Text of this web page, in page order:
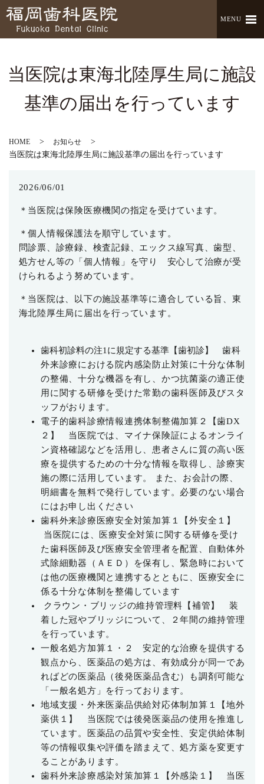
MENU
当医院は東海北陸厚生局に施設
基準の届出を行っています
HOME お知らせ
当医院は東海北陸厚生局に施設基準の届出を行っています
2026/06/01
＊当医院は保険医療機関の指定を受けています。
＊個人情報保護法を順守しています。
問診票、診療録、検査記録、エックス線写真、歯型、
処方せん等の「個人情報」を守り 安心して治療が受
けられるよう努めています。
＊当医院は、以下の施設基準等に適合している旨、東
海北陸厚生局に届出を行っています。
歯科初診料の注1に規定する基準【歯初診】歯科
外来診療における院内感染防止対策に十分な体制
の整備、十分な機器を有し、かつ抗菌薬の適正使
用に関する研修を受けた常勤の歯科医師及びスタ
ッフがおります。
電子的歯科診療情報連携体制整備加算２【歯DX
２】 当医院では、マイナ保険証によるオンライ
ン資格確認などを活用し、患者さんに質の高い 医
療を提供するための十分な情報を取得し、診療実
施の際に活用しています。 また、お会計の際、
明細書を無料で発行しています。必要のない場合
にはお申し出ください
歯科外来診療医療安全対策加算 １【外安全１】
当医院には、医療安全対策に関する研修を受け
た歯科医師及び医療安全管理者を配置、
自動体外
式除細動器（ＡＥＤ）を保有し、緊急時において
は他の医療機関と連携すると ともに、医療安全に
係る十分な体制を整備しています
クラウン・ブリッジの維持管理料【補管】 装
着した冠やブリッジについて、２年間の維持管理
を行っています。
一般名処方加算１・２安定的な治療を提供する
観点から、医薬品の処方は、有効成分が同一であ
ればどの医薬品 （後発医薬品含む）も調剤可能な
「一般名処方」を行っております。
地域支援・外来医薬品供給対応体制加算１【地外
薬供１ 】 当医院では後発医薬品の使用を推進し
ています。医薬品の品質や安全性、安定供給体制
等の情報収集や評価を踏まえて、処方薬を変更す
ることがあります。
歯科外来診療感染対策加算 １ 【外感染１】 当医